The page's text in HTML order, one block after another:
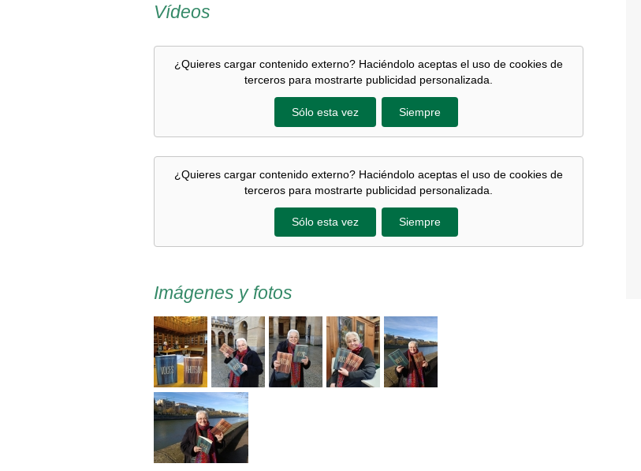
Vídeos
¿Quieres cargar contenido externo? Haciéndolo aceptas el uso de cookies de
terceros para mostrarte publicidad personalizada.
Sólo esta vez Siempre
¿Quieres cargar contenido externo? Haciéndolo aceptas el uso de cookies de
terceros para mostrarte publicidad personalizada.
Sólo esta vez Siempre
Imágenes y fotos